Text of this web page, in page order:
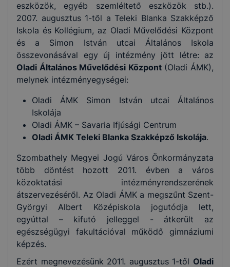
eszközök, egyéb szemléltető eszközök stb.).
2007. augusztus 1-től a Teleki Blanka Szakképző
Iskola és Kollégium, az Oladi Művelődési Központ
és a Simon István utcai Általános Iskola
összevonásával egy új intézmény jött létre: az
Oladi Általános Művelődési Központ(Oladi ÁMK),
melynek intézményegységei:
Oladi ÁMK Simon István utcai Általános
Iskolája
Oladi ÁMK – Savaria Ifjúsági Centrum
Oladi ÁMK Teleki Blanka Szakképző Iskolája.
Szombathely Megyei Jogú Város Önkormányzata
több döntést hozott 2011. évben a város
közoktatási intézményrendszerének
átszervezéséről. Az Oladi ÁMK a megszűnt Szent-
Györgyi Albert Középiskola jogutódja lett,
egyúttal – kifutó jelleggel - átkerült az
egészségügyi fakultációval működő gimnáziumi
képzés.
Ezért megnevezésünk 2011. augusztus 1-től Oladi